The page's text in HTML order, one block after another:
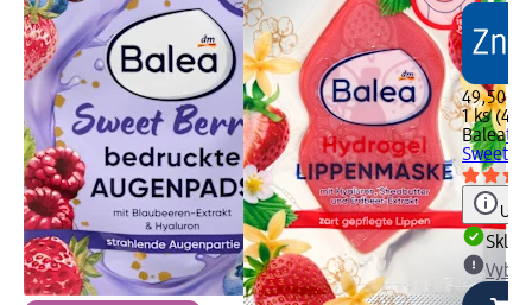
49,50 Kč
1 ks
Balea
Sweet